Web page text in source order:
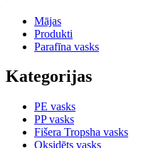
Mājas
Produkti
Parafīna vasks
Kategorijas
PE vasks
PP vasks
Fišera Tropsha vasks
Oksidēts vasks